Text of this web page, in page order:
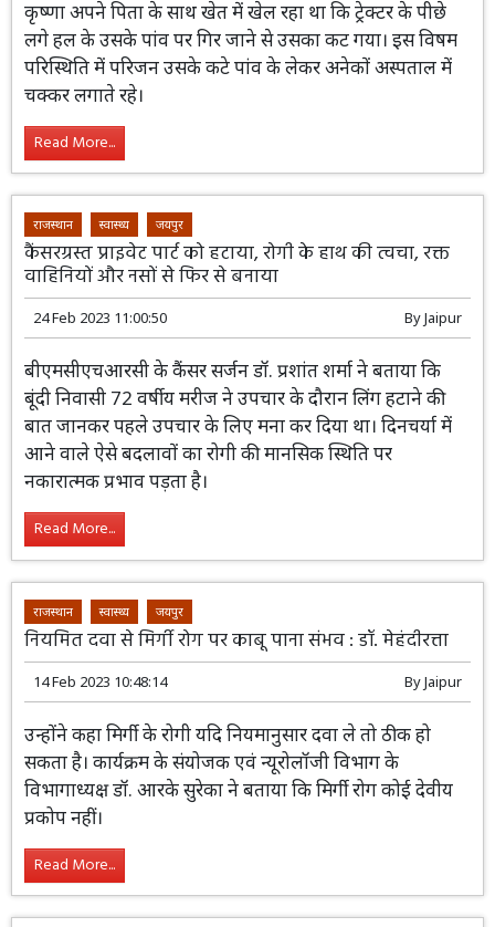
कृष्णा अपने पिता के साथ खेत में खेल रहा था कि ट्रेक्टर के पीछे
लगे हल के उसके पांव पर गिर जाने से उसका कट गया। इस विषम
परिस्थिति में परिजन उसके कटे पांव के लेकर अनेकों अस्पताल में
चक्कर लगाते रहे।
Read More...
राजस्थान स्वास्थ्य जयपुर
कैंसरग्रस्त प्राइवेट पार्ट को हटाया, रोगी के हाथ की त्वचा, रक्त
वाहिनियों और नसों से फिर से बनाया
बीएमसीएचआरसी के कैंसर सर्जन डॉ. प्रशांत
शर्मा ने बताया कि बूंदी निवासी 72 वर्षीय मरीज
ने उपचार के दौरान लिंग हटाने की बात जानकर
पहले उपचार के लिए मना कर दिया था। दिनचर्या में आने वाले ऐसे
बदलावों का रोगी की मानसिक स्थिति पर नकारात्मक प्रभाव पड़ता
है।
Read More...
राजस्थान स्वास्थ्य जयपुर
नियमित दवा से मिर्गी रोग पर काबू पाना संभव : डॉ. मेहंदीरत्ता
14 Feb 2023 10:48:14 ByJaipur
उन्होंने कहा मिर्गी के रोगी यदि नियमानुसार दवा
सुरेका ने बताया कि मिर्गी रोग कोई देवीय प्रकोप नहीं।
Read More...